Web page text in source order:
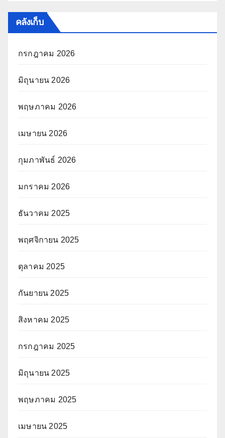
คลังเก็บ
กรกฎาคม 2026
มิถุนายน 2026
พฤษภาคม 2026
เมษายน 2026
กุมภาพันธ์ 2026
มกราคม 2026
ธันวาคม 2025
พฤศจิกายน 2025
ตุลาคม 2025
กันยายน 2025
สิงหาคม 2025
กรกฎาคม 2025
มิถุนายน 2025
พฤษภาคม 2025
เมษายน 2025